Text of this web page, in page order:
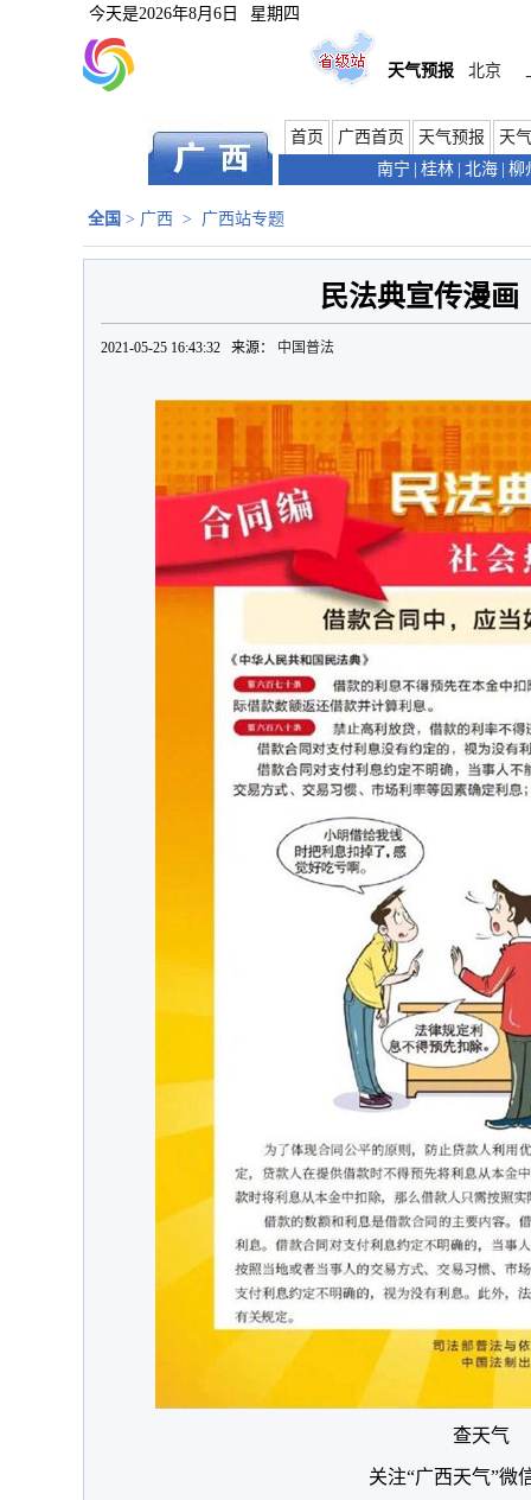
今天是2026年8月6日 星期四
天气预报 北京
首页 广西首页 天气预报
天
南宁
桂林 北海 柳
全国 > 广西 > 广西站专题
民法典宣传漫画
2021-05-25 16:43:32 来源： 中国普法
查天气
关注“广西天气”微